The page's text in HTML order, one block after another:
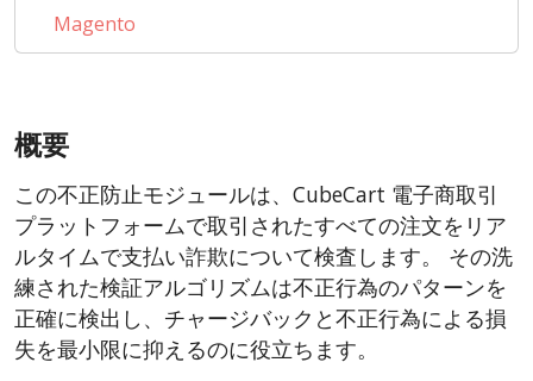
Magento
PrestaShop
AbanteCart
LiteCart
ZenCart
PinnacleCart
FoxyCart
Easy Digital Downloads
概要
この不正防止モジュールは、CubeCart 電子商取引
プラットフォームで取引されたすべての注文をリア
ルタイムで支払い詐欺について検査します。 その洗
練された検証アルゴリズムは不正行為のパターンを
正確に検出し、チャージバックと不正行為による損
失を最小限に抑えるのに役立ちます。